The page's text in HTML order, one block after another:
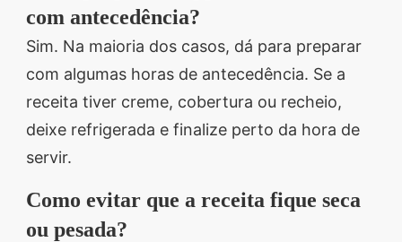
com antecedência?
Sim. Na maioria dos casos, dá para preparar
com algumas horas de antecedência. Se a
receita tiver creme, cobertura ou recheio,
deixe refrigerada e finalize perto da hora de
servir.
Como evitar que a receita fique seca
ou pesada?